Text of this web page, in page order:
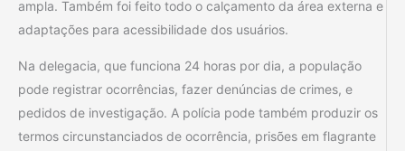
ampla. Também foi feito todo o calçamento da área externa e
adaptações para acessibilidade dos usuários.
Na delegacia, que funciona 24 horas por dia, a população
pode registrar ocorrências, fazer denúncias de crimes, e
pedidos de investigação. A polícia pode também produzir os
termos circunstanciados de ocorrência, prisões em flagrante